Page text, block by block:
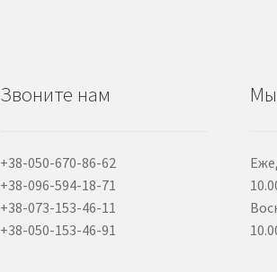
Звоните нам
+38-050-670-86-62
+38-096-594-18-71
+38-073-153-46-11
+38-050-153-46-91